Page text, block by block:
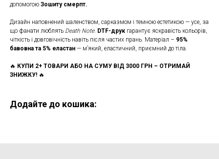
допомогою Зошиту смерпт.
Дизайн наповнений шаленством, сарказмом і темною естетикою — усе, за
що фанати люблять Death Note. DTF-друк гарантує яскравість кольорів,
чіткість і довговічність навіть після частих прань. Матеріал – 95%
бавовна та 5% еластан — м’який, еластичний, приємний до тіла.
🔥 КУПИ 2+ ТОВАРИ АБО НА СУМУ ВІД 3000 ГРН – ОТРИМАЙ
ЗНИЖКУ! 🔥
Додайте до кошика: